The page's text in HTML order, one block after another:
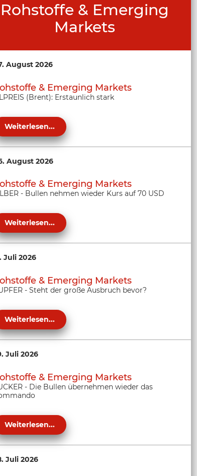
Rohstoffe & Emerging
Markets
August 2026
& Emerging Markets
(Brent): Erstaunlich stark
Weiterlesen...
August 2026
& Emerging Markets
- Bullen nehmen wieder Kurs auf 70 USD
Weiterlesen...
Juli 2026
& Emerging Markets
- Steht der große Ausbruch bevor?
Weiterlesen...
Juli 2026
& Emerging Markets
- Die Bullen übernehmen wieder das
Weiterlesen...
Juli 2026